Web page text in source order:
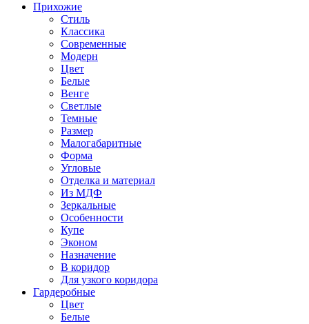
Прихожие
Стиль
Классика
Современные
Модерн
Цвет
Белые
Венге
Светлые
Темные
Размер
Малогабаритные
Форма
Угловые
Отделка и материал
Из МДФ
Зеркальные
Особенности
Купе
Эконом
Назначение
В коридор
Для узкого коридора
Гардеробные
Цвет
Белые